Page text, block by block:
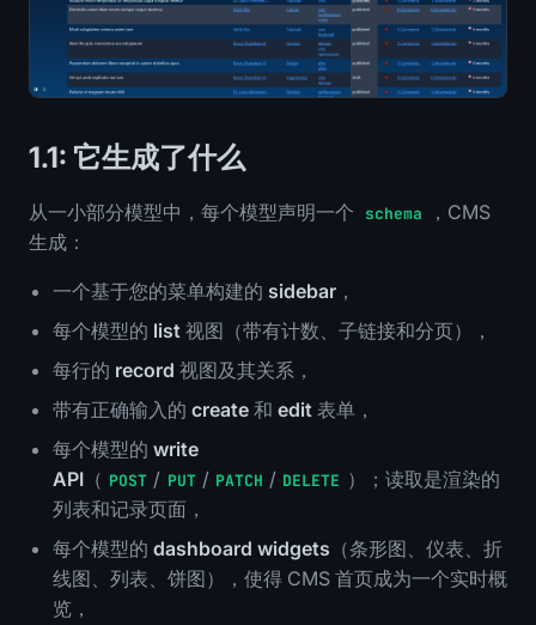
1.1: 它生成了什么
从一小部分模型中，每个模型声明一个 schema
，CMS
生成：
一个基于您的菜单构建的 sidebar ，
每个模型的 list 视图（带有计数、子链接和分页），
每行的 record 视图及其关系，
带有正确输入的 create 和 edit 表单，
每个模型的 write
API （ POST / PUT / PATCH / DELETE ）；读取是渲染的
列表和记录页面，
每个模型的 dashboard widgets （条形图、仪表、折
线图、列表、饼图），使得 CMS 首页成为一个实时概
览，